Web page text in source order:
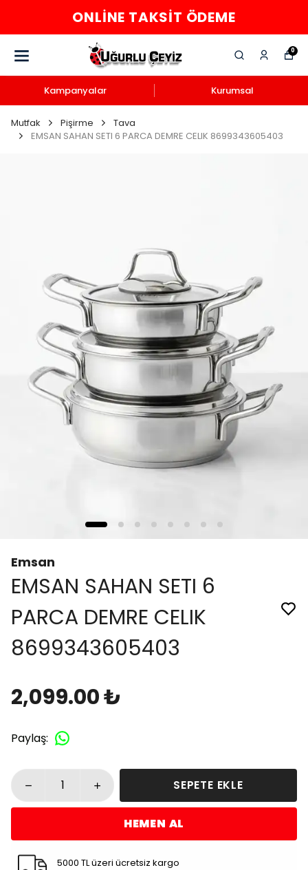
ONLINE TAKSIT ÖDEME
0
Kampanyalar Kurumsal
Mutfak Pişirme
Tava
EMSAN SAHAN SETI 6 PARCA DEMRE CELIK 8699343605403
Emsan
EMSAN SAHAN SETI 6
PARCA DEMRE CELIK
8699343605403
2,099.00 ₺
Paylaş:
SEPETE EKLE
HEMEN AL
5000 TL üzeri ücretsiz kargo